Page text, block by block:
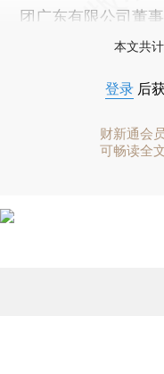
团广东有限公司董
本文共
登录 后
财新通会
可畅读全